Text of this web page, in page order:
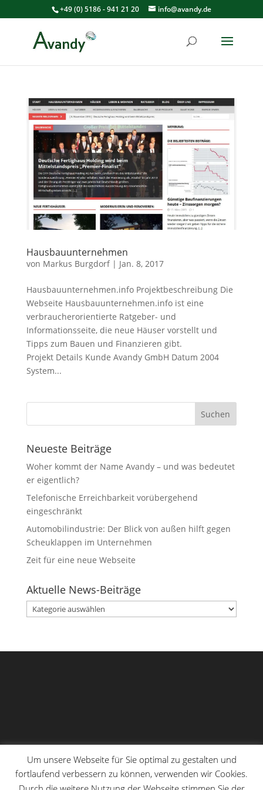
+49 (0) 5186 - 941 21 20 info@avandy.de
Hausbauunternehmen
von Markus Burgdorf| Jan. 8, 2017
Hausbauunternehmen.info Projektbeschreibung Die
Webseite Hausbauunternehmen.info ist eine
verbraucherorientierte Ratgeber- und
Informationsseite, die neue Häuser vorstellt und
Tipps zum Bauen und Finanzieren gibt.
Projekt Details Kunde Avandy GmbH Datum 2004
System...
Neueste Beiträge
Woher kommt der Name Avandy – und was bedeutet
er eigentlich?
Telefonische Erreichbarkeit vorübergehend
eingeschränkt
Automobilindustrie: Der Blick von außen hilft gegen
Scheuklappen im Unternehmen
Zeit für eine neue Webseite
Aktuelle News-Beiträge
Aktuelle
News-
Um unsere Webseite für Sie optimal zu gestalten und
fortlaufend verbessern zu können, verwenden wir Cookies.